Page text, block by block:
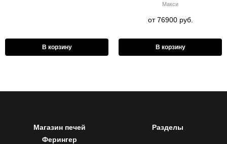
В корзину
Макси
от 76900 руб.
В корзину
Магазин печей
Ферингер
Разделы